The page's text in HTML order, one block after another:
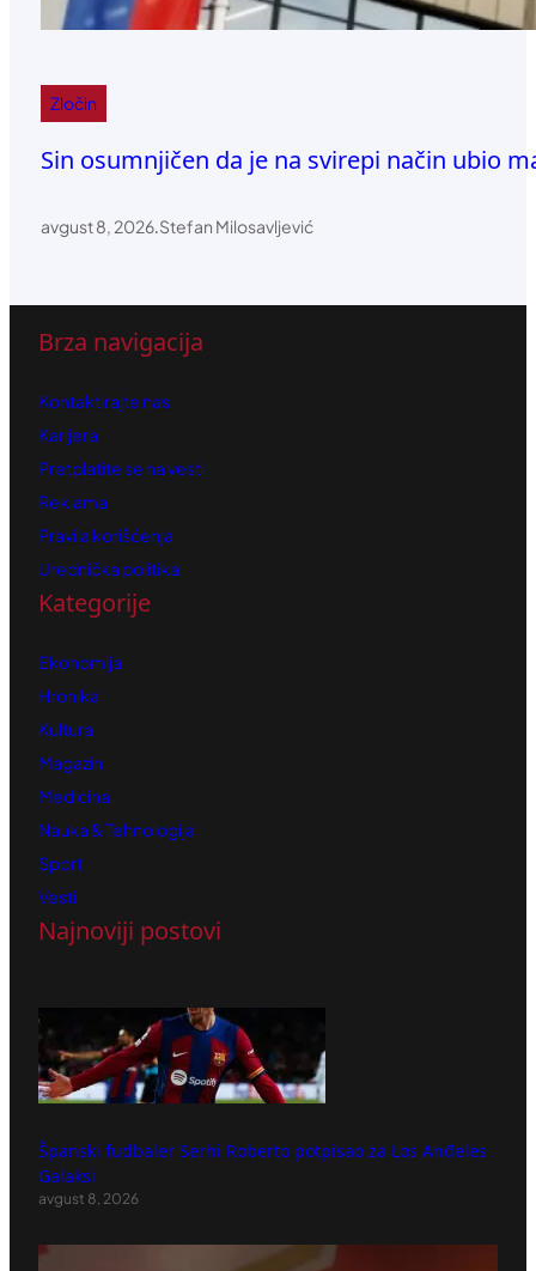
Zločin
Sin osumnjičen da je na svirepi način ubio
avgust 8, 2026.Stefan Milosavljević
Brza navigacija
Kontaktirajte nas
Karijera
Pretplatite se na vesti
Reklama
Pravila korišćenja
Urednička politika
Kategorije
Ekonomija
Hronika
Kultura
Magazin
Medicina
Nauka & Tehnologija
Sport
Vesti
Najnoviji postovi
Španski fudbaler Serhi Roberto potpisao za Los Anđeles
Galaksi
avgust 8, 2026